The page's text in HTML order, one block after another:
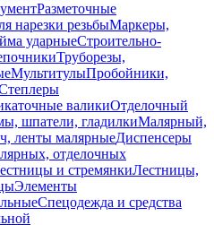
Разметочные
нарезки резьбыМаркеры,
ударныеСтроительно-
Труборезы,
МультитулыПробойники,
валикиОтделочный
шпатели, гладилкиМалярный,
ленты малярныеДиспенсеры
отделочных
и стремянкиЛестницы,
Элементы
Спецодежда и средства